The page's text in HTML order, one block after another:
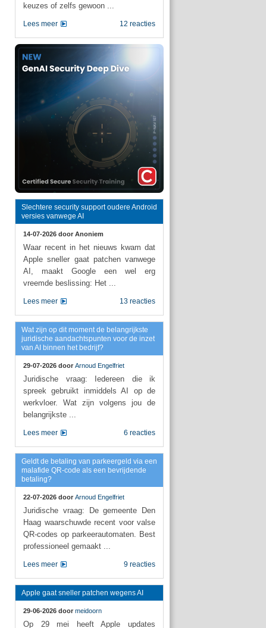
keuzes of zelfs gewoon ...
12 reacties
Lees meer
Slechtere security support oudere Android
versies vanwege AI
14-07-2026 door Anoniem
Waar recent in het nieuws kwam dat
Apple sneller gaat patchen vanwege
AI, maakt Google een wel erg
vreemde beslissing: Het ...
13 reacties
Lees meer
Wat zijn op dit moment de belangrijkste
juridische aandachtspunten voor de inzet
van AI binnen het bedrijf?
29-07-2026 door Arnoud Engelfriet
Juridische vraag: Iedereen die ik
spreek gebruikt inmiddels AI op de
werkvloer. Wat zijn volgens jou de
belangrijkste ...
6 reacties
Lees meer
Geldt de betaling van parkeergeld via een
malafide QR-code als een bevrijdende
betaling?
22-07-2026 door Arnoud Engelfriet
Juridische vraag: De gemeente Den
Haag waarschuwde recent voor valse
QR-codes op parkeerautomaten. Best
professioneel gemaakt ...
9 reacties
Lees meer
Apple gaat sneller patchen wegens AI
29-06-2026 door meidoorn
Op 29 mei heeft Apple updates